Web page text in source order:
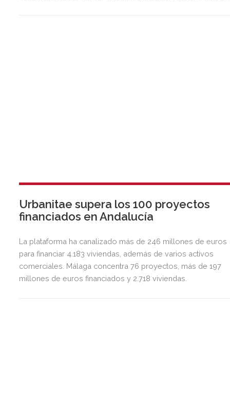
Urbanitae supera los 100 proyectos
financiados en Andalucía
La plataforma ha canalizado más de 246 millones de euros
para financiar 4.183 viviendas, además de varios activos
comerciales. Málaga concentra 76 proyectos, más de 197
millones de euros financiados y 2.718 viviendas.